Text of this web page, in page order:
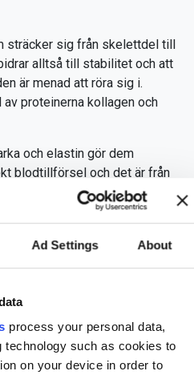
Ad Settings About
process your personal data,
technology such as cookies to
on your device in order to
sträcker sig från skelettdel till
alltså till stabilitet och att
är menad att röra sig i.
proteinerna kollagen och
och elastin gör dem
blodtillförsel och det är från
Gaffelbandet är ett
och muskelfästet i sin tur
är långa och smala,